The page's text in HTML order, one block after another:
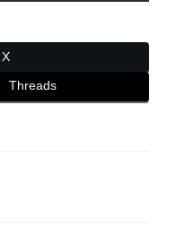
X
Threads